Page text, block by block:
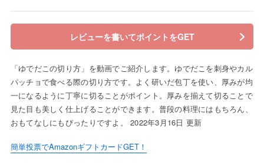
レビューを書いてポイントをGET
「ゆでだこの切り方」を動画でご紹介します。ゆでだこを刺身やカル
パッチョで食べる際の切り方です。よく研いだ包丁を使い、厚みが均
一になるように丁寧に切ることがポイント。厚みを揃えて切ることで
見た目も美しく仕上げることができます。普段の料理にはもちろん、
おもてなしにもぴったりですよ。 2022年3月16日 更新
簡単投票でAmazonギフトカードGET！